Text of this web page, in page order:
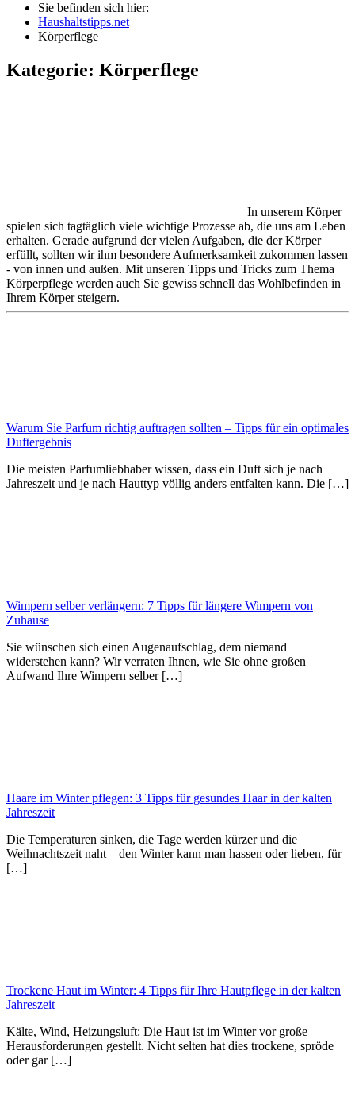
Sie befinden sich hier:
Haushaltstipps.net
Körperflege
Kategorie: Körperflege
In unserem Körper
spielen sich tagtäglich viele wichtige Prozesse ab, die uns am Leben
erhalten. Gerade aufgrund der vielen Aufgaben, die der Körper
erfüllt, sollten wir ihm besondere Aufmerksamkeit zukommen lassen
- von innen und außen. Mit unseren Tipps und Tricks zum Thema
Körperpflege werden auch Sie gewiss schnell das Wohlbefinden in
Ihrem Körper steigern.
Warum Sie Parfum richtig auftragen sollten – Tipps für ein optimales
Duftergebnis
Die meisten Parfumliebhaber wissen, dass ein Duft sich je nach
Jahreszeit und je nach Hauttyp völlig anders entfalten kann. Die […]
Wimpern selber verlängern: 7 Tipps für längere Wimpern von
Zuhause
Sie wünschen sich einen Augenaufschlag, dem niemand
widerstehen kann? Wir verraten Ihnen, wie Sie ohne großen
Aufwand Ihre Wimpern selber […]
Haare im Winter pflegen: 3 Tipps für gesundes Haar in der kalten
Jahreszeit
Die Temperaturen sinken, die Tage werden kürzer und die
Weihnachtszeit naht – den Winter kann man hassen oder lieben, für
[…]
Trockene Haut im Winter: 4 Tipps für Ihre Hautpflege in der kalten
Jahreszeit
Kälte, Wind, Heizungsluft: Die Haut ist im Winter vor große
Herausforderungen gestellt. Nicht selten hat dies trockene, spröde
oder gar […]